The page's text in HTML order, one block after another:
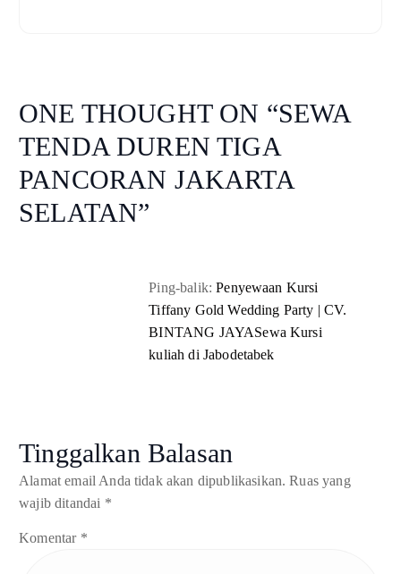
ONE THOUGHT ON “SEWA
TENDA DUREN TIGA
PANCORAN JAKARTA
SELATAN”
Ping-balik:Penyewaan Kursi
Tiffany Gold Wedding Party | CV.
BINTANG JAYASewa Kursi
kuliah di Jabodetabek
Tinggalkan Balasan
Alamat email Anda tidak akan dipublikasikan. Ruas yang
wajib ditandai *
Komentar *